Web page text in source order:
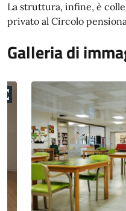
La struttura, infine, è
privato al Circolo
Galleria di